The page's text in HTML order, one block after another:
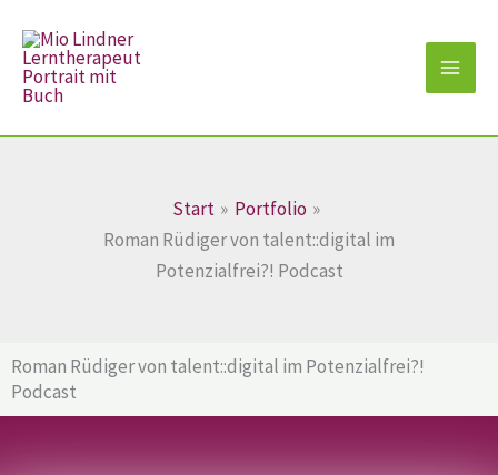
Inhalt
springen
Start
Portfolio
Roman Rüdiger von talent::digital im
Potenzialfrei?! Podcast
Roman Rüdiger von talent::digital im Potenzialfrei?!
Podcast